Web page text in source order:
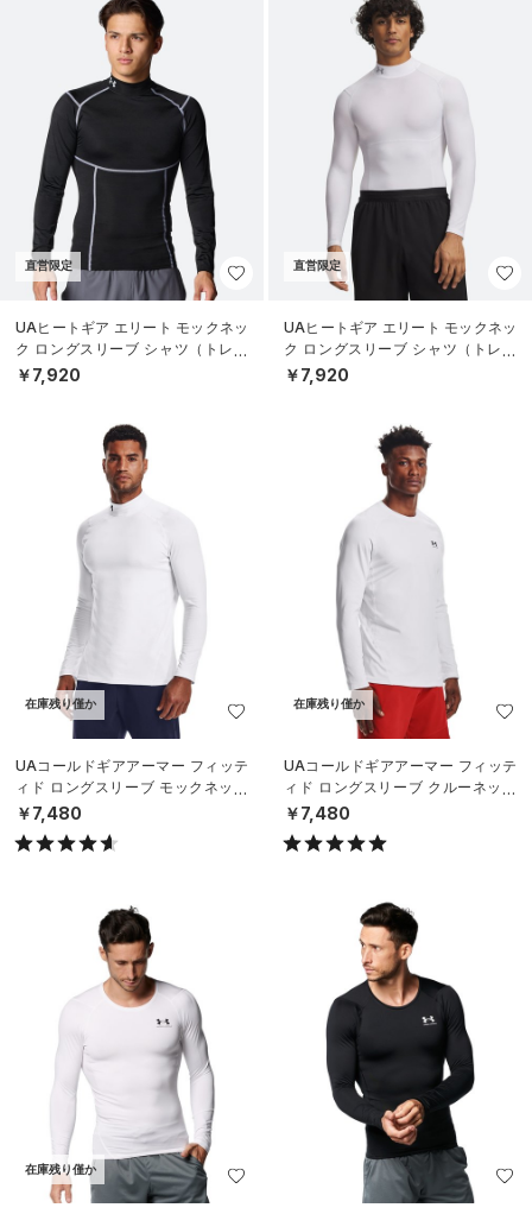
直営限定
UAヒートギア エリート モックネッ
ク ロングスリーブ シャツ（トレー
ニング/MEN）
￥7,920
直営限定
UAヒートギア エリート モックネッ
ク ロングスリーブ シャツ（トレー
ニング/MEN）
￥7,920
在庫残り僅か
UAコールドギアアーマー フィッテ
ィド ロングスリーブ モックネック
シャツ（トレーニング/MEN）
￥7,480
在庫残り僅か
UAコールドギアアーマー フィッテ
ィド ロングスリーブ クルーネック
シャツ（トレーニング/MEN）
￥7,480
在庫残り僅か